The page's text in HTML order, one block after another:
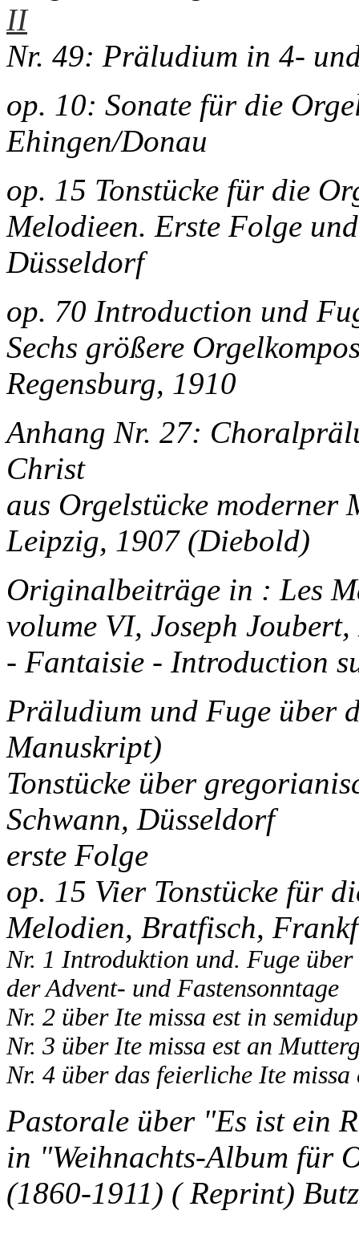
II
Nr. 49: Präludium in 4-
op. 10: Sonate für die
Ehingen/Donau
op. 15 Tonstücke für die
Melodieen. Erste Folge
Düsseldorf
op. 70 Introduction und
Sechs größere
Regensburg, 1910
Anhang Nr. 27:
Christ
aus Orgelstücke moderner
Leipzig, 1907 (Diebold)
Originalbeiträge in : Les
volume VI, Joseph
- Fantaisie - Introduction
Präludium und Fuge über
Manuskript)
Tonstücke über
Schwann, Düsseldorf
erste Folge
op. 15 Vier Tonstücke für
Melodien, Bratfisch,
Nr. 1 Introduktion und. Fuge
der Advent- und Fastensonntage
Nr. 2 über Ite missa est in
Nr. 3 über Ite missa est an
Nr. 4 über das feierliche Ite missa
Pastorale über "Es ist ein
in "Weihnachts-Album für
(1860-1911) ( Reprint)